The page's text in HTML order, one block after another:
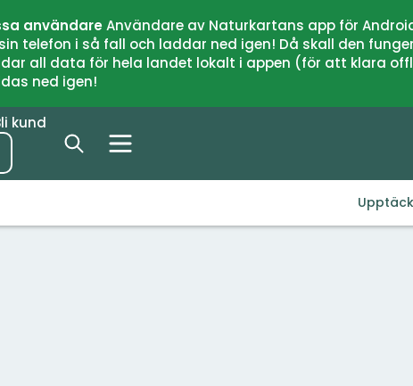
användareAnvändare av Naturkartans app för
telefon i så fall och laddar ned igen! Då skall den
all data för hela landet lokalt i appen (för att klara
ned igen!
kund
Upptäck